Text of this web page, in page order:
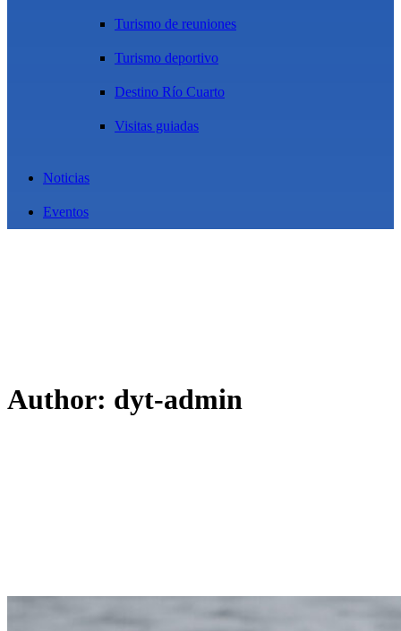
Turismo de reuniones
Turismo deportivo
Destino Río Cuarto
Visitas guiadas
Noticias
Eventos
Author: dyt-admin